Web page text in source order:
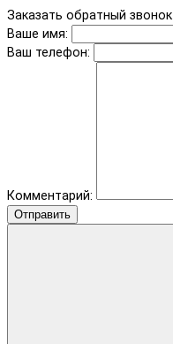
Заказать обратный звонок
Ваше имя:
Ваш телефон:
Комментарий:
Отправить